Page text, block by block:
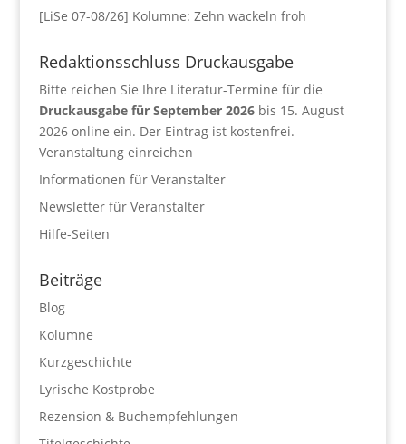
[LiSe 07-08/26] Kolumne: Zehn wackeln froh
Redaktionsschluss Druckausgabe
Bitte reichen Sie Ihre Literatur-Termine für die
Druckausgabe für September 2026bis 15. August
2026 online ein. Der Eintrag ist kostenfrei.
Veranstaltung einreichen
Informationen für Veranstalter
Newsletter für Veranstalter
Hilfe-Seiten
Beiträge
Blog
Kolumne
Kurzgeschichte
Lyrische Kostprobe
Rezension & Buchempfehlungen